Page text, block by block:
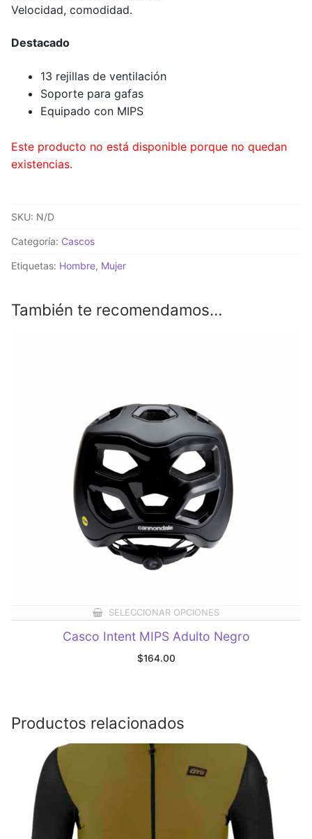
Velocidad, comodidad.
Destacado
13 rejillas de ventilación
Soporte para gafas
Equipado con MIPS
Este producto no está disponible porque no quedan
existencias.
SKU: N/D
Categoría: Cascos
Etiquetas: Hombre, Mujer
También te recomendamos…
SELECCIONAR OPCIONES
Casco Intent MIPS Adulto Negro
$164.00
Productos relacionados